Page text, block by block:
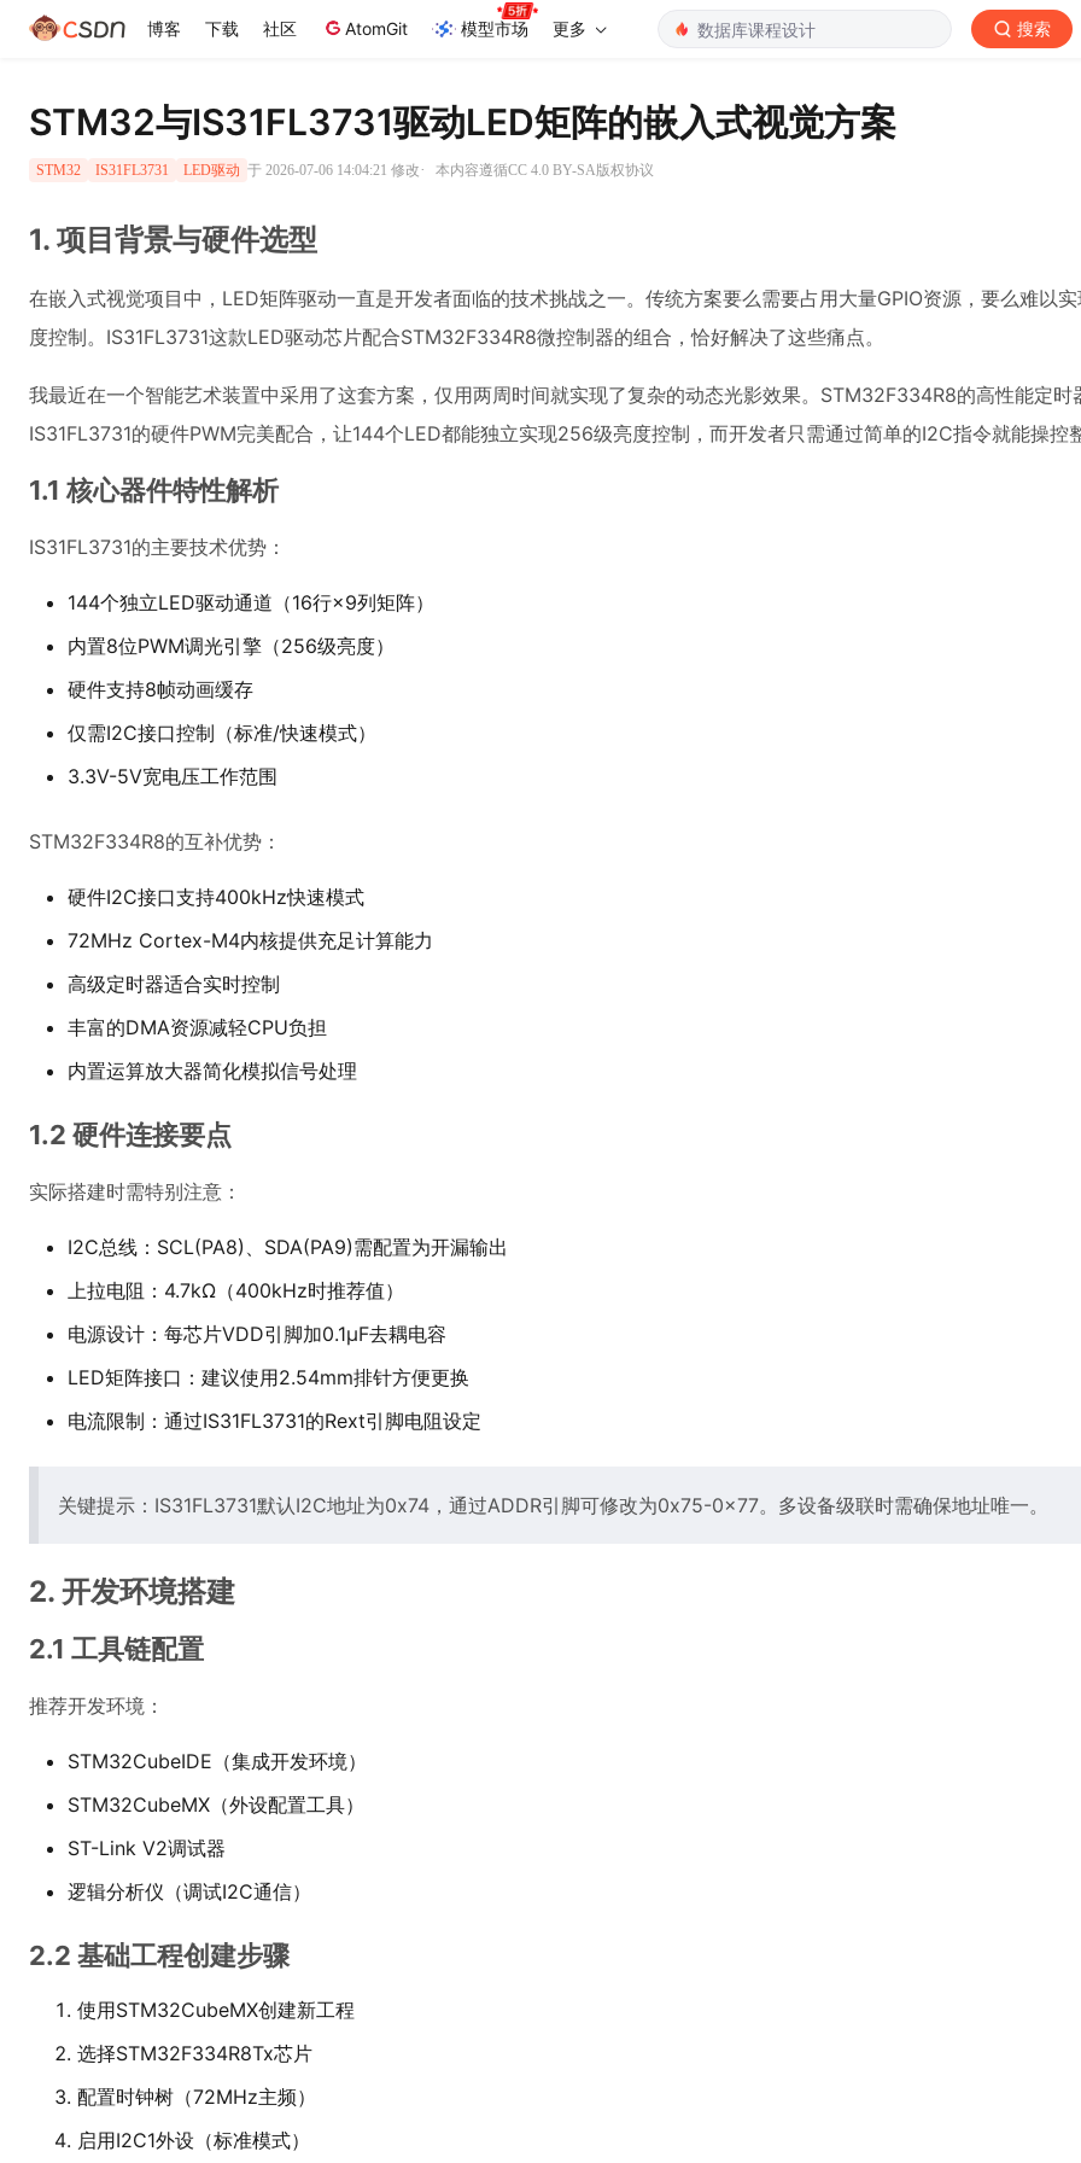
博客 下载 社区 AtomGit 模型市场 更多 搜索
STM32与IS31FL3731驱动LED矩阵的嵌入式视觉方案
STM32 IS31FL3731 LED驱动 于 2026-07-06 14:04:21 修改· 本内容遵循CC 4.0 BY-SA版权协议
1. 项目背景与硬件选型
在嵌入式视觉项目中，LED矩阵驱动一直是开发者面临的技术挑战之一。传统方案要么需要占用大量GPIO资源，要么难以
度控制。IS31FL3731这款LED驱动芯片配合STM32F334R8微控制器的组合，恰好解决了这些痛点。
我最近在一个智能艺术装置中采用了这套方案，仅用两周时间就实现了复杂的动态光影效果。STM32F334R8的高性能定时
IS31FL3731的硬件PWM完美配合，让144个LED都能独立实现256级亮度控制，而开发者只需通过简单的I2C指令就能操控
1.1 核心器件特性解析
IS31FL3731的主要技术优势：
144个独立LED驱动通道（16行×9列矩阵）
内置8位PWM调光引擎（256级亮度）
硬件支持8帧动画缓存
仅需I2C接口控制（标准/快速模式）
3.3V-5V宽电压工作范围
STM32F334R8的互补优势：
硬件I2C接口支持400kHz快速模式
72MHz Cortex-M4内核提供充足计算能力
高级定时器适合实时控制
丰富的DMA资源减轻CPU负担
内置运算放大器简化模拟信号处理
1.2 硬件连接要点
实际搭建时需特别注意：
I2C总线：SCL(PA8)、SDA(PA9)需配置为开漏输出
上拉电阻：4.7kΩ（400kHz时推荐值）
电源设计：每芯片VDD引脚加0.1μF去耦电容
LED矩阵接口：建议使用2.54mm排针方便更换
电流限制：通过IS31FL3731的Rext引脚电阻设定
关键提示：IS31FL3731默认I2C地址为0x74，通过ADDR引脚可修改为0x75-0x77。多设备级联时需确保地址唯一。
2. 开发环境搭建
2.1 工具链配置
推荐开发环境：
STM32CubeIDE（集成开发环境）
STM32CubeMX（外设配置工具）
ST-Link V2调试器
逻辑分析仪（调试I2C通信）
2.2 基础工程创建步骤
使用STM32CubeMX创建新工程
选择STM32F334R8Tx芯片
配置时钟树（72MHz主频）
启用I2C1外设（标准模式）